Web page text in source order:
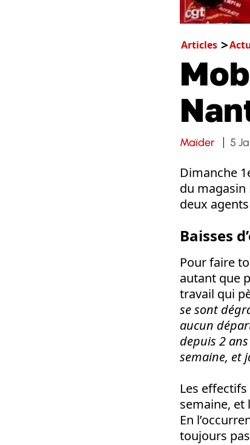
Articles
Maïder 5
Dimanche
du magasin
deux
Baisses
Pour faire
autant que
travail qui
se sont
aucun
depuis 2
semaine, et
Les
semaine, et
En
toujours